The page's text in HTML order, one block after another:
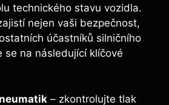
technického stavu vozidla.
nejen vaši bezpečnost,
účastníků silničního
se na následující klíčové
– zkontrolujte tlak